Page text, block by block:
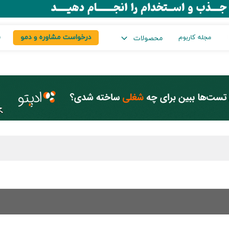
مجله کاربوم محصولات درخواست مشاوره و دمو